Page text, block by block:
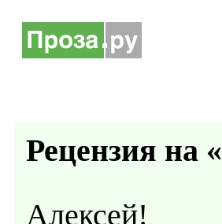
Рецензия на «
Алексей!